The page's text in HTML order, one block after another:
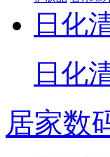
日化
日化
居家数